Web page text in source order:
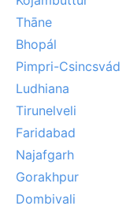
Thāne
Bhopál
Pimpri-Csincsvád
Ludhiana
Tirunelveli
Faridabad
Najafgarh
Gorakhpur
Dombivali